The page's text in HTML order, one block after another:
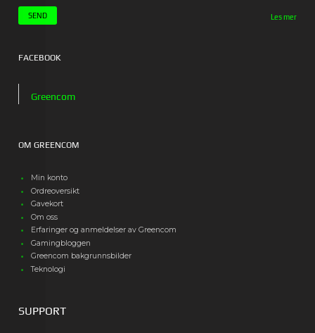
Les mer
FACEBOOK
Greencom
OM GREENCOM
Min konto
Ordreoversikt
Gavekort
Om oss
Erfaringer og anmeldelser av Greencom
Gamingbloggen
Greencom bakgrunnsbilder
Teknologi
SUPPORT